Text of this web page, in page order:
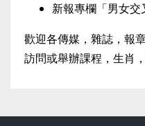
新報專欄「男女交
歡迎各傳媒，雜誌，報
訪問或舉辦課程，生肖，